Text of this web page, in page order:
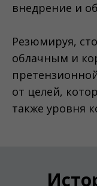
внедрение и
Резюмируя,
облачным и
от целей,
также уровня